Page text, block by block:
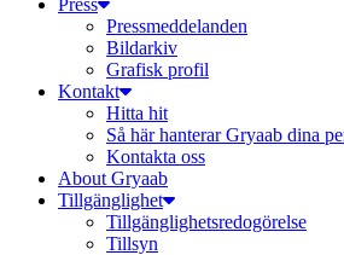
Press
Pressmeddelanden
Bildarkiv
Grafisk profil
Kontakt
Hitta hit
Så här hanterar Gryaab dina
Kontakta oss
About Gryaab
Tillgänglighet
Tillgänglighetsredogörelse
Tillsyn